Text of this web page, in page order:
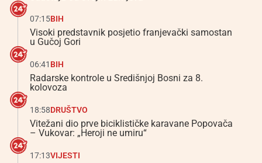
07:15BIH
Visoki predstavnik posjetio franjevački samostan
u Gučoj Gori
06:41 BIH
Radarske kontrole u Središnjoj Bosni za 8.
kolovoza
18:58DRUŠTVO
Vitežani dio prve biciklističke karavane Popovača
– Vukovar: „Heroji ne umiru“
17:13VIJESTI